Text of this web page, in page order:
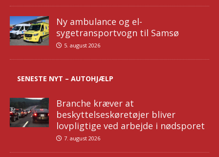
Ny ambulance og el-
sygetransportvogn til Samsø
5. august 2026
SENESTE NYT – AUTOHJÆLP
Branche kræver at
beskyttelseskøretøjer bliver
lovpligtige ved arbejde i nødsporet
7. august 2026